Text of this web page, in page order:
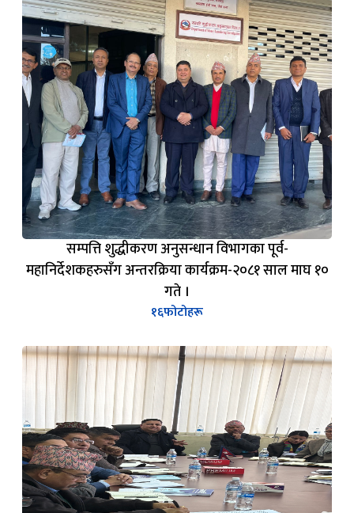
सम्पत्ति शुद्धीकरण अनुसन्धान विभागका पूर्व-
महानिर्देशकहरुसँग अन्तरक्रिया कार्यक्रम-२०८१ साल माघ १०
गते ।
१६फोटोहरू